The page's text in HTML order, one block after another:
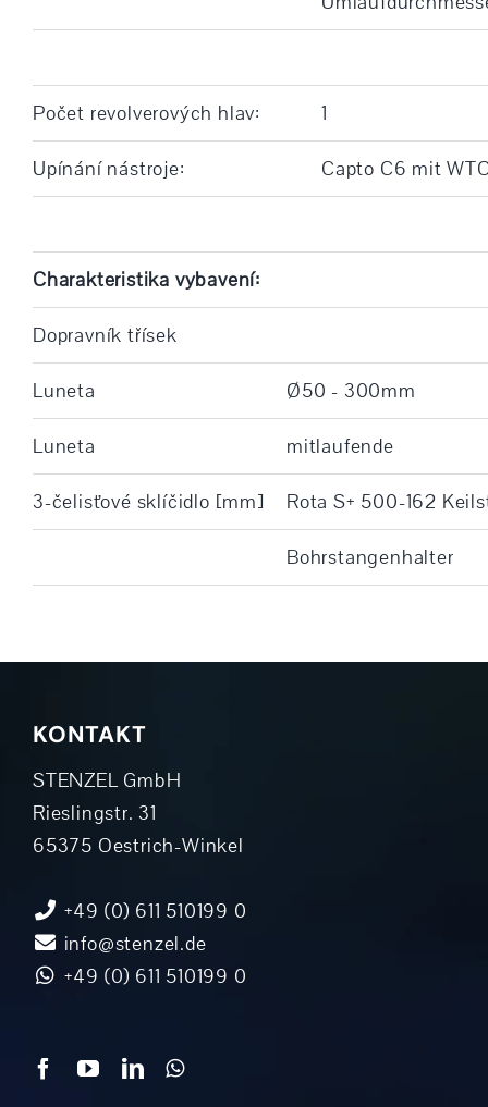
Počet revolverových hlav: 1
Upínání nástroje: Capto C6 mit
Charakteristika vybavení:
Dopravník třísek
Luneta Ø50 - 300mm
Luneta mitlaufende
3-čelisťové sklíčidlo [mm] Rota S+ 500-162
Bohrstangenhalter
KONTAKT
STENZEL GmbH
Rieslingstr. 31
65375 Oestrich-Winkel
+49 (0) 611 510199 0
info@stenzel.de
+49 (0) 611 510199 0